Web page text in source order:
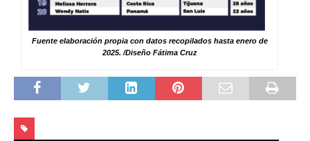
2025. /Diseño Fátima Cruz